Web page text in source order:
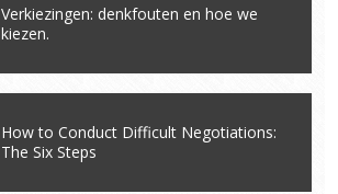
Verkiezingen: denkfouten en hoe we
kiezen.
How to Conduct Difficult Negotiations:
The Six Steps